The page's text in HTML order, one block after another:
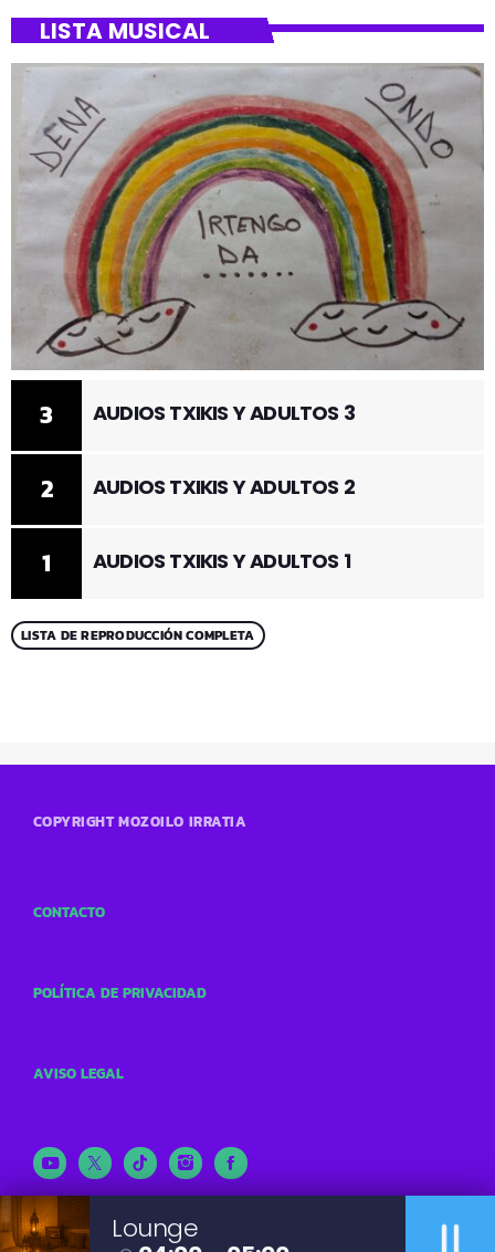
LISTA MUSICAL
1 AUDIOS TXIKIS Y ADULTOS 1
2 AUDIOS TXIKIS Y ADULTOS 2
3 AUDIOS TXIKIS Y ADULTOS 3
LISTA DE REPRODUCCIÓN COMPLETA
Lounge
COPYRIGHT MOZOILO IRRATIA
CONTACTO
POLÍTICA DE PRIVACIDAD
AVISO LEGAL